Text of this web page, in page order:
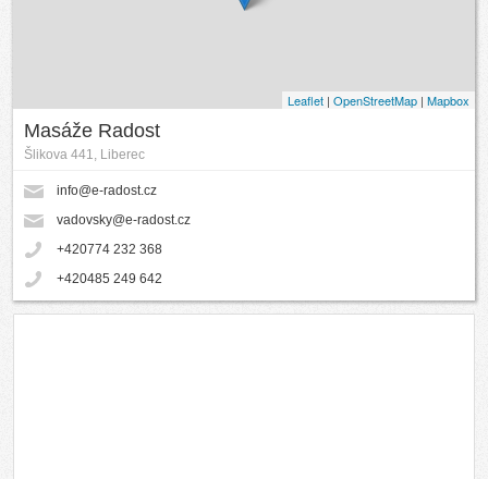
Leaflet | OpenStreetMap | Mapbox
Masáže Radost
Šlikova 441, Liberec
info@e-radost.cz
vadovsky@e-radost.cz
+420774 232 368
+420485 249 642